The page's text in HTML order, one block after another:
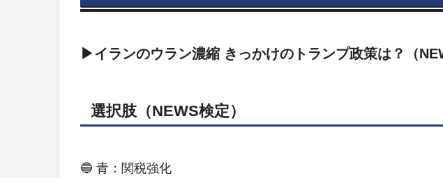
▶イランのウラン濃縮 きっかけのトランプ政策は？（
選択肢（NEWS検定）
🔵 青：関税強化